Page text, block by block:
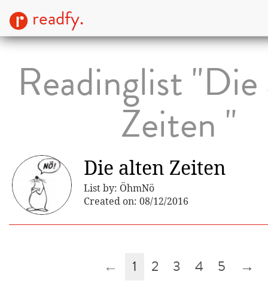
readfy.
Readinglist
Zeiten "
Die alten Zeiten
List by: ÖhmNö
Created on: 08/12/2016
← 1 2 3 4 5 →